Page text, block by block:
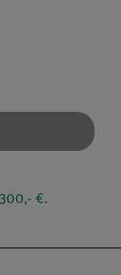
€.